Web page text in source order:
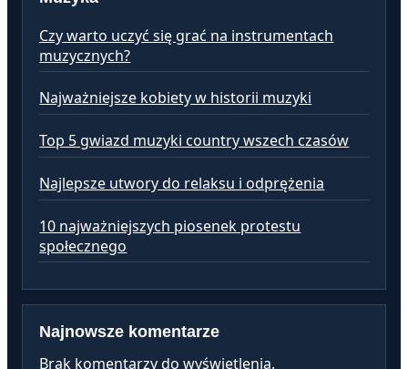
Czy warto uczyć się grać na instrumentach
muzycznych?
Najważniejsze kobiety w historii muzyki
Top 5 gwiazd muzyki country wszech czasów
Najlepsze utwory do relaksu i odprężenia
10 najważniejszych piosenek protestu
społecznego
Najnowsze komentarze
Brak komentarzy do wyświetlenia.